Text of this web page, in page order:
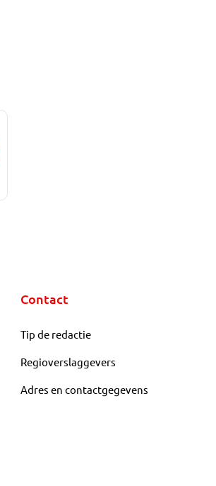
Contact
Tip de redactie
Regioverslaggevers
Adres en contactgegevens